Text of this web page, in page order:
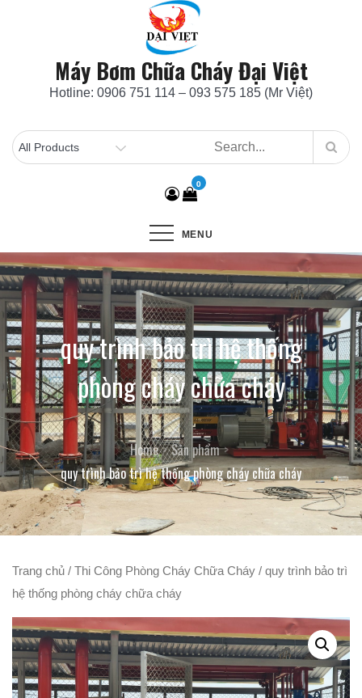
Máy Bơm Chữa Cháy Đại Việt
Hotline: 0906 751 114 – 093 575 185 (Mr Việt)
0
MENU
quy trình bảo trì hệ thống
phòng cháy chữa cháy
Home
Sản phẩm
quy trình bảo trì hệ thống phòng cháy chữa cháy
Trang chủ / Thi Công Phòng Cháy Chữa Cháy / quy trình bảo trì
hệ thống phòng cháy chữa cháy